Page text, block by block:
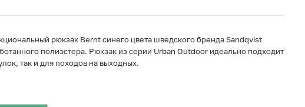
рюкзак Bernt синего цвета шведского бренда Sandqvist
полиэстера. Рюкзак из серии Urban Outdoor идеально подходит
так и для походов на выходных.